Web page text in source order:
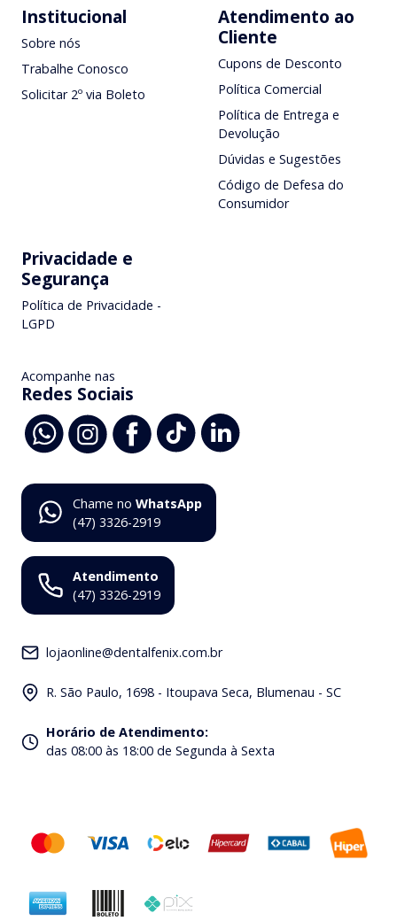
Institucional
Sobre nós
Trabalhe Conosco
Solicitar 2º via Boleto
Atendimento ao
Cliente
Cupons de Desconto
Política Comercial
Política de Entrega e
Devolução
Dúvidas e Sugestões
Código de Defesa do
Consumidor
Privacidade e
Segurança
Política de Privacidade -
LGPD
Acompanhe nas
Redes Sociais
Chame no WhatsApp
(47) 3326-2919
Atendimento
(47) 3326-2919
lojaonline@dentalfenix.com.br
R. São Paulo, 1698 - Itoupava Seca, Blumenau - SC
Horário de Atendimento:
das 08:00 às 18:00 de Segunda à Sexta